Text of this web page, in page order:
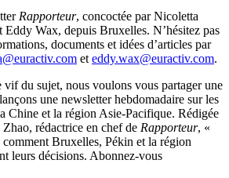
Rapporteur, concoctée par Nicoletta
Wax, depuis Bruxelles. N’hésitez pas
documents et idées d’articles par
et eddy.wax@euractiv.com.
vif du sujet, nous voulons vous partager une
une newsletter hebdomadaire sur les
Chine et la région Asie-Pacifique. Rédigée
rédactrice en chef de Rapporteur, «
comment Bruxelles, Pékin et la région
leurs décisions. Abonnez-vous